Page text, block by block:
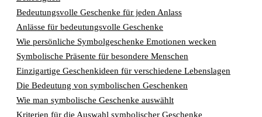
Bedeutungsvolle Geschenke für jeden Anlass
Anlässe für bedeutungsvolle Geschenke
Wie persönliche Symbolgeschenke Emotionen wecken
Symbolische Präsente für besondere Menschen
Einzigartige Geschenkideen für verschiedene Lebenslagen
Die Bedeutung von symbolischen Geschenken
Wie man symbolische Geschenke auswählt
Kriterien für die Auswahl symbolischer Geschenke